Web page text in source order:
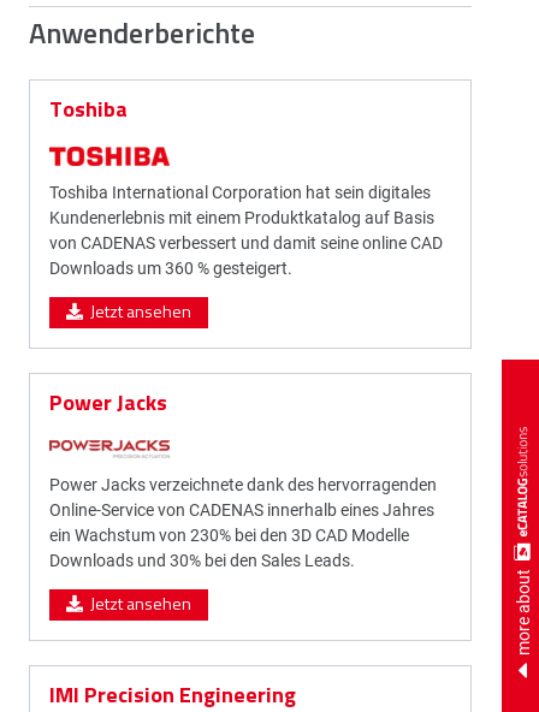
more about
Anwenderberichte
Toshiba
Toshiba International Corporation hat sein digitales
Kundenerlebnis mit einem Produktkatalog auf Basis
von CADENAS verbessert und damit seine online CAD
Downloads um 360 % gesteigert.
Jetzt ansehen
Power Jacks
Power Jacks verzeichnete dank des hervorragenden
Online-Service von CADENAS innerhalb eines Jahres
ein Wachstum von 230% bei den 3D CAD Modelle
Downloads und 30% bei den Sales Leads.
Jetzt ansehen
IMI Precision Engineering